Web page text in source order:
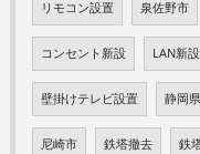
リモコン設置 泉佐野市
コンセント新設 LAN新設
壁掛けテレビ設置 静岡
尼崎市 鉄塔撤去 鉄